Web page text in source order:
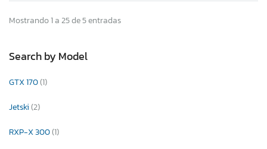
Mostrando 1 a 25 de 5 entradas
Search by Model
GTX 170(1)
Jetski(2)
RXP-X 300(1)